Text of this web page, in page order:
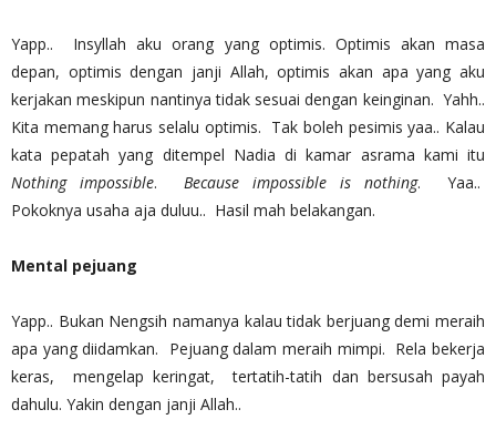
Yapp.. Insyllah aku orang yang optimis. Optimis akan masa
depan, optimis dengan janji Allah, optimis akan apa yang aku
kerjakan meskipun nantinya tidak sesuai dengan keinginan. Yahh..
Kita memang harus selalu optimis. Tak boleh pesimis yaa.. Kalau
kata pepatah yang ditempel Nadia di kamar asrama kami itu
Nothing impossible. Because impossible is nothing. Yaa..
Pokoknya usaha aja duluu.. Hasil mah belakangan.
Mental pejuang
Yapp.. Bukan Nengsih namanya kalau tidak berjuang demi meraih
apa yang diidamkan. Pejuang dalam meraih mimpi. Rela bekerja
keras, mengelap keringat, tertatih-tatih dan bersusah payah
dahulu. Yakin dengan janji Allah..